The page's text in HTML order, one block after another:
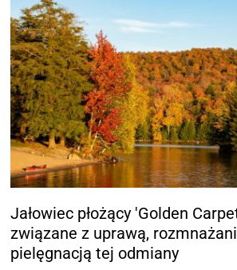
Jałowiec płożący 'Golden
związane z uprawą,
pielęgnacją tej odmiany